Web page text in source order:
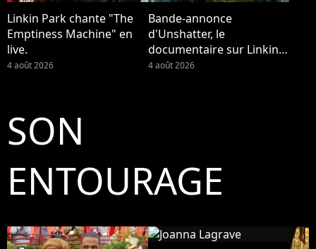
Linkin Park chante "The
Emptiness Machine" en
live.
4 août 2026
Bande-annonce
d'Unshatter, le
documentaire sur Linkin
Park
4 août 2026
SON
ENTOURAGE